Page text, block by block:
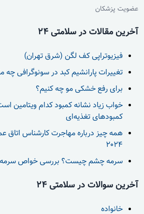
عضویت پزشکان
آخرین مقالات در سلامتی 24
فیزیوتراپی کف لگن (شرق تهران)
تغییرات پارانشیم کبد در سونوگرافی چه
برای رفع خشکی مو چه کنیم؟
خواب زیاد نشانه کمبود کدام ویتامین
کمبودهای تغذیه‌ای
همه چیز درباره مهاجرت کارشناس اتاق
2024
سرمه چشم چیست؟ بررسی خواص
آخرین سوالات در سلامتی 24
خانواده